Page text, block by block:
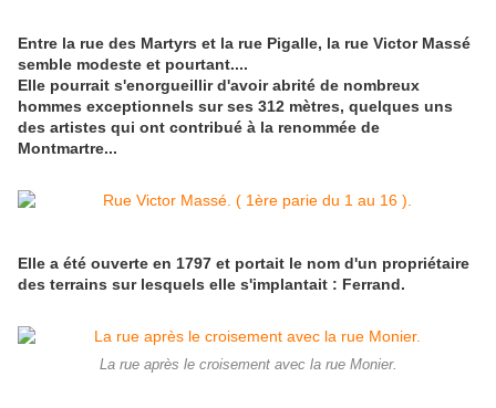
Entre la rue des Martyrs et la rue Pigalle, la rue Victor Massé
semble modeste et pourtant....
Elle pourrait s'enorgueillir d'avoir abrité de nombreux
hommes exceptionnels sur ses 312 mètres, quelques uns
des artistes qui ont contribué à la renommée de
Montmartre...
Elle a été ouverte en 1797 et portait le nom d'un propriétaire
des terrains sur lesquels elle s'implantait : Ferrand.
La rue après le croisement avec la rue Monier.